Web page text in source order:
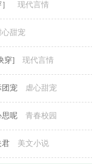
现代言情
心甜宠
穿] 现代言情
团宠 虐心甜宠
思呢 青春校园
君 美文小说